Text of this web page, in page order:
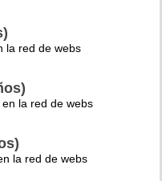
la red de webs
la red de webs
la red de webs